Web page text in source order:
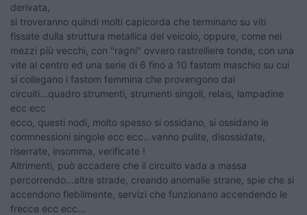
derivata,
si troveranno quindi molti capicorda che terminano su viti
fissate dulla struttura metallica del veicolo, oppure, come nei
mezzi più vecchi, con "ragni" ovvero rastrelliere tonde, con una
vite al centro ed una serie di 6 fino a 10 fastom maschio su cui
si collegano i fastom femmina che provengono dai
circuiti...quadro strumenti, strumenti singoli, relais, lampadine
ecc ecc
ecco, questi nodi, molto spesso si ossidano, si ossidano le
comnnessioni singole ecc ecc...vanno pulite, disossidate,
riserrate, insomma, verificate !
Altrimenti, può accadere che il circuito vada a massa
percorrendo...altre strade, creando anomalie strane, spie che si
accendono flebilmente, servizi che funzionano accendendo le
frecce ecc ecc...